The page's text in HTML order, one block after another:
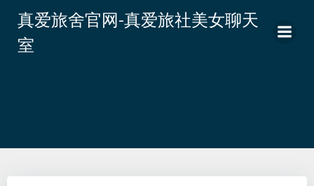
转
真爱旅舍官网-真爱旅社美女聊天
室